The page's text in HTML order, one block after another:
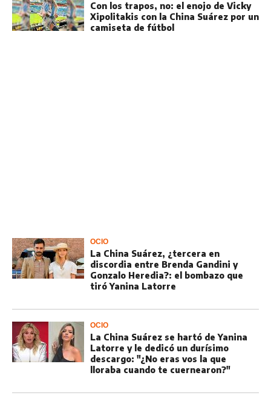
Con los trapos, no: el enojo de Vicky
Xipolitakis con la China Suárez por un
camiseta de fútbol
OCIO
La China Suárez, ¿tercera en
discordia entre Brenda Gandini y
Gonzalo Heredia?: el bombazo que
tiró Yanina Latorre
OCIO
La China Suárez se hartó de Yanina
Latorre y le dedicó un durísimo
descargo: "¿No eras vos la que
lloraba cuando te cuernearon?"